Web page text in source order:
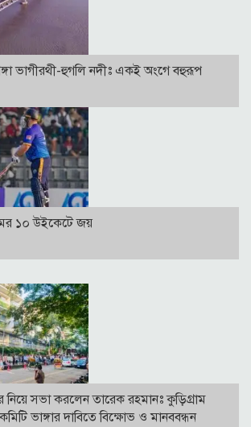
গঙ্গা ভাগীরথী-হুগলি নদীঃ একই অংগে বহুরূপ
১০ উইকেটে জয়
নিয়ে সভা করলেন তারেক রহমানঃ কুড়িগ্রাম
ভাঙ্গার দাবিতে বিক্ষোভ ও মানববন্ধন